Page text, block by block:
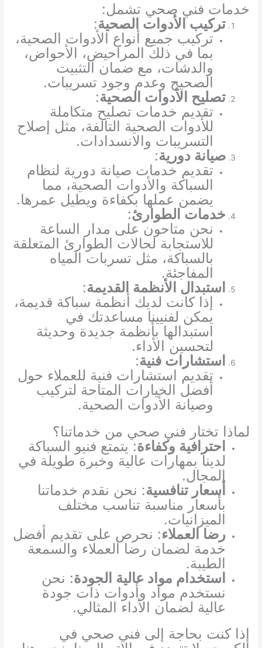
خدمات فني صحي تشمل:
تركيب الأدوات الصحية:
تركيب جميع أنواع الأدوات الصحية،
بما في ذلك المراحيض، الأحواض،
والدشات، مع ضمان التثبيت
الصحيح وعدم وجود تسريبات.
تصليح الأدوات الصحية:
تقديم خدمات تصليح متكاملة
للأدوات الصحية التالفة، مثل إصلاح
التسريبات والانسدادات.
صيانة دورية:
تقديم خدمات صيانة دورية لنظام
السباكة والأدوات الصحية، مما
يضمن عملها بكفاءة ويطيل عمرها.
خدمات الطوارئ:
نحن متاحون على مدار الساعة
للاستجابة لحالات الطوارئ المتعلقة
بالسباكة، مثل تسربات المياه
المفاجئة.
استبدال الأنظمة القديمة:
إذا كانت لديك أنظمة سباكة قديمة،
يمكن لفنيينا مساعدتك في
استبدالها بأنظمة جديدة وحديثة
لتحسين الأداء.
استشارات فنية:
تقديم استشارات فنية للعملاء حول
أفضل الخيارات المتاحة لتركيب
وصيانة الأدوات الصحية.
لماذا تختار فني صحي من خدماتنا؟
احترافية وكفاءة: يتمتع فنيو السباكة
لدينا بمهارات عالية وخبرة طويلة في
المجال.
أسعار تنافسية: نحن نقدم خدماتنا
بأسعار مناسبة تناسب مختلف
الميزانيات.
رضا العملاء: نحرص على تقديم أفضل
خدمة لضمان رضا العملاء والسمعة
الطيبة.
استخدام مواد عالية الجودة: نحن
نستخدم مواد وأدوات ذات جودة
عالية لضمان الأداء المثالي.
إذا كنت بحاجة إلى فني صحي في